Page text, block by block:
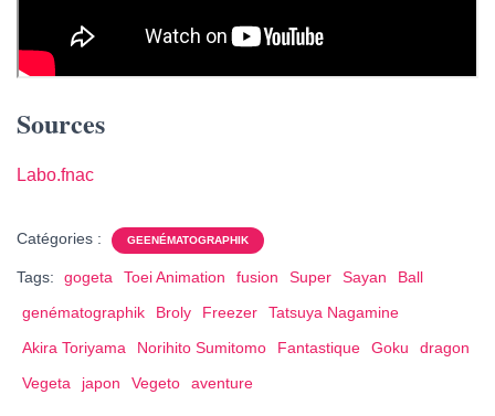
Sources
Labo.fnac
Catégories : GEENÉMATOGRAPHIK
Tags: gogeta Toei Animation fusion Super Sayan
Ball
genématographik
Broly Freezer
Tatsuya Nagamine
Akira Toriyama
Norihito Sumitomo Fantastique Goku
dragon
Vegeta
japon Vegeto aventure